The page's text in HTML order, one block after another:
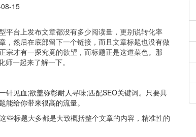
15
平台上发布文章都没有多少阅读量，更别说转化率
，然后在底部留下一个链接，而且文章标题也没有做
宗才有一探究竟的欲望，而标题正是这道菜色。那
一起来了解一下。
针见血;欲盖弥彰耐人寻味;匹配SEO关键词。只要具
给你带来很高的流量。
些标题大多都是大致概括整个文章的内容，精准性的